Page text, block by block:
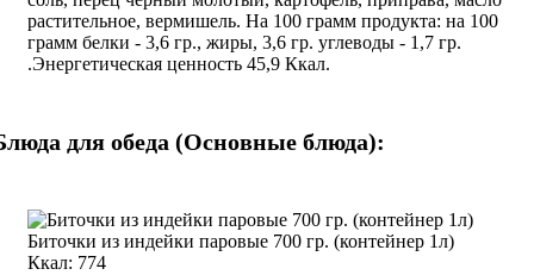
растительное, вермишель. На 100 грамм продукта: на 100
грамм белки - 3,6 гр., жиры, 3,6 гр. углеводы - 1,7 гр.
.Энергетическая ценность 45,9 Ккал.
для обеда (Основные блюда):
Биточки из индейки паровые 700 гр. (контейнер 1л)
Ккал: 774